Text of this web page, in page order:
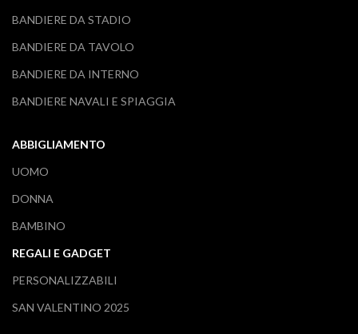
BANDIERE DA STADIO
BANDIERE DA TAVOLO
BANDIERE DA INTERNO
BANDIERE NAVALI E SPIAGGIA
ABBIGLIAMENTO
UOMO
DONNA
BAMBINO
REGALI E GADGET
PERSONALIZZABILI
SAN VALENTINO 2025